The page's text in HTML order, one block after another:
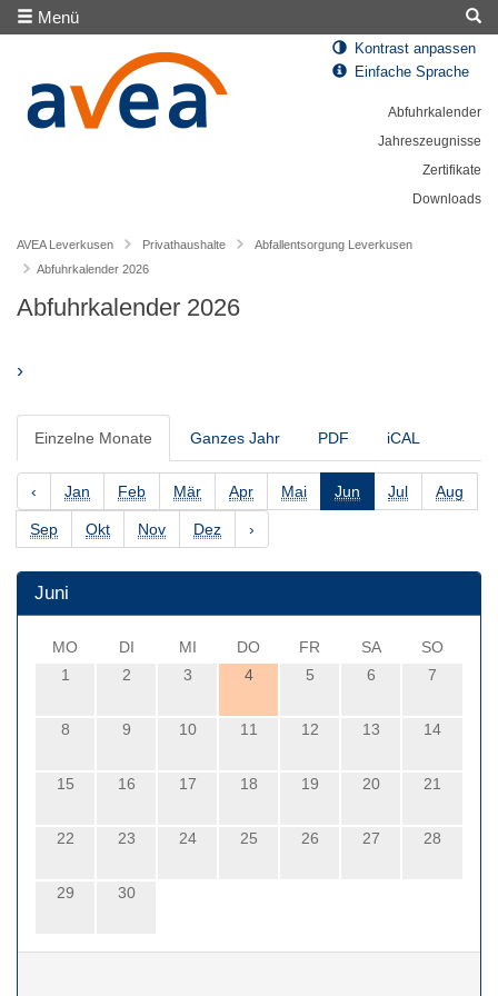
Menü
Kontrast anpassen
Einfache Sprache
Abfuhrkalender
Jahreszeugnisse
Zertifikate
Downloads
AVEA Leverkusen Privathaushalte
Abfallentsorgung Leverkusen
Abfuhrkalender 2026
Abfuhrkalender 2026
›
Einzelne Monate Ganzes Jahr PDF iCAL
‹ Jan Feb Mär Apr Mai Jun Jul Aug
Sep Okt Nov Dez ›
Juni
MO DI MI DO FR SA
SO
1
2 3 4 5 6 7
8 9 10 11 12 13 14
15 16 17 18 19 20 21
22 23 24 25 26 27 28
29 30